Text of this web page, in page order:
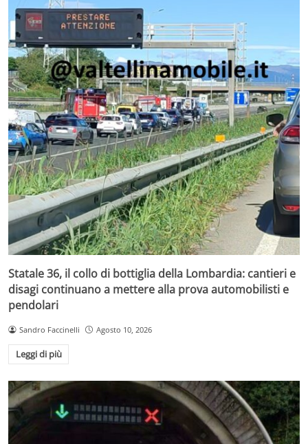
Statale 36, il collo di bottiglia della Lombardia: cantieri e
disagi continuano a mettere alla prova automobilisti e
pendolari
Sandro Faccinelli Agosto 10, 2026
Leggi di più